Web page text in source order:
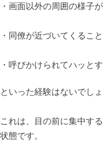
・画面以外の周囲の様子
・同僚が近づいてくるこ
・呼びかけられてハッと
といった経験はないでしょ
これは、目の前に集中す
状態です。